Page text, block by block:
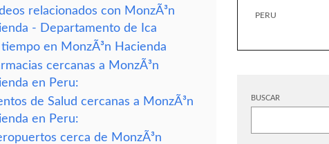
relacionados con MonzÃ³n
- Departamento de Ica
en MonzÃ³n Hacienda
cercanas a MonzÃ³n
en Peru:
de Salud cercanas a MonzÃ³n
en Peru:
cerca de MonzÃ³n
PERU
BUSCAR